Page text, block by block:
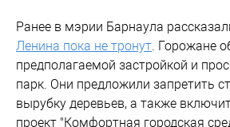
Ранее в мэрии Барнаула
Ленина пока не тронут. Горожане
предполагаемой застройкой и
парк. Они предложили запретить
вырубку деревьев, а также
проект "Комфортная городская